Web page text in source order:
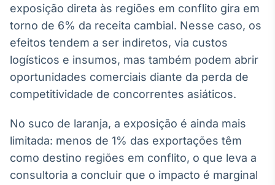
Tokenização
de ativos
Em breve
Crédito
Em breve
exposição direta às regiões em conflito gira em
torno de 6% da receita cambial. Nesse caso, os
efeitos tendem a ser indiretos, via custos
logísticos e insumos, mas também podem abrir
oportunidades comerciais diante da perda de
competitividade de concorrentes asiáticos.
No suco de laranja, a exposição é ainda mais
limitada: menos de 1% das exportações têm
como destino regiões em conflito, o que leva a
consultoria a concluir que o impacto é marginal